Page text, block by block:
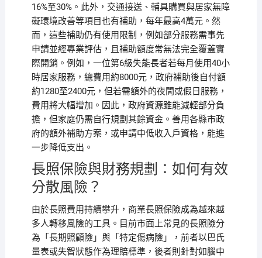
16%至30%。此外，交通接送、輔具購買與居家無障
礙環境改善等項目也有補助，每年最高4萬元。然
而，這些補助仍有使用限制，例如部分服務需事先
申請並經專業評估，且補助額度常無法完全覆蓋實
際開銷。例如，一位第6級失能長者若每月使用40小
時居家服務，總費用約8000元，政府補助後自付額
約1280至2400元，但若需額外的夜間或假日服務，
費用將大幅增加。因此，政府資源雖能減輕部分負
擔，但家庭仍需自行規劃其餘資金。善用各縣市政
府的額外補助方案，或申請中低收入戶資格，能進
一步降低支出。
長照保險與財務規劃：如何有效
分散風險？
由於長照費用持續攀升，商業長照保險成為越來越
多人轉移風險的工具。目前市面上常見的長照險分
為「長期照顧險」與「特定傷病險」，前者以巴氏
量表或失智狀態作為理賠標準，後者則針對如腦中